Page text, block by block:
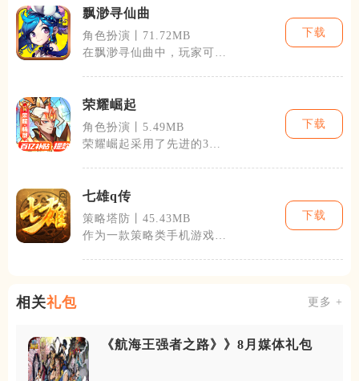
飘渺寻仙曲
角色扮演丨71.72MB
在飘渺寻仙曲中，玩家可以
下载
荣耀崛起
角色扮演丨5.49MB
荣耀崛起采用了先进的3D
下载
七雄q传
策略塔防丨45.43MB
作为一款策略类手机游戏，
下载
相关礼包 更多 +
《航海王强者之路》》8月媒体礼包